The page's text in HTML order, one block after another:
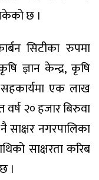
छ ।
सिटीका रुपमा
ज्ञान केन्द्र, कृषि
एक लाख
वर्ष २० हजार बिरुवा
नगरपालिका
साक्षरता करिब
।